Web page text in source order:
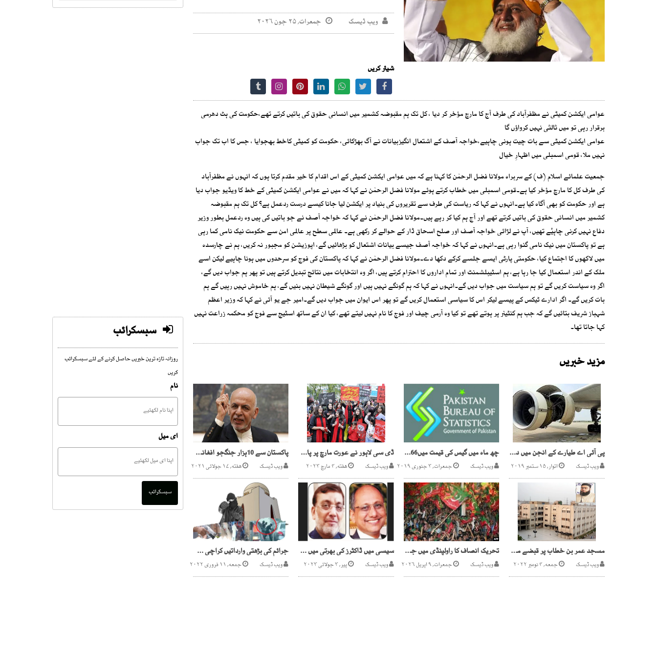
ویب ڈیسک جمعرات, ۲۵ جون ۲۰۲۶
شیئر کریں
عوامی ایکشن کمیٹی نے مظفرآباد کی طرف آج کا مارچ مؤخر کر دیا ، کل تک ہم مقبوضہ کشمیر میں انسانی حقوق کی باتیں کرتے تھے،حکومت کی ہٹ دھرمی
برقرار رہی تو میں ثالثی نہیں کرواؤں گا
عوامی ایکشن کمیٹی سے بات چیت ہونی چاہیے،خواجہ آصف کے اشتعال انگیزبیانات نے آگ بھڑکائی، حکومت کو کمیٹی کاخط بھجوایا ، جس کا اب تک جواب
نہیں ملا، قومی اسمبلی میں اظہارِ خیال
جمعیت علمائے اسلام (ف) کے سربراہ مولانا فضل الرحمٰن کا کہنا ہے کہ میں عوامی ایکشن کمیٹی کے اس اقدام کا خیر مقدم کرتا ہوں کہ انہوں نے مظفرآباد
کی طرف کل کا مارچ مؤخر کیا ہے۔قومی اسمبلی میں خطاب کرتے ہوئے مولانا فضل الرحمٰن نے کہا کہ میں نے عوامی ایکشن کمیٹی کے خط کا ویڈیو جواب دیا
ہے اور حکومت کو بھی آگاہ کیا ہے۔انہوں نے کہا کہ ریاست کی طرف سے تقریروں کی بنیاد پر ایکشن لیا جانا کیسے درست ردعمل ہے؟ کل تک ہم مقبوضہ
کشمیر میں انسانی حقوق کی باتیں کرتے تھے اور آج ہم کیا کر رہے ہیں۔مولانا فضل الرحمٰن نے کہا کہ خواجہ آصف نے جو باتیں کی ہیں وہ ردعمل بطور وزیر
دفاع نہیں کرنی چاہیٔے تھیں، آپ نے لڑائی خواجہ آصف اور صلح اسحاق ڈار کے حوالے کر رکھی ہے۔ عالمی سطح پر عالمی امن سے حکومت نیک نامی کما رہی
ہے تو پاکستان میں نیک نامی گنوا رہی ہے۔انہوں نے کہا کہ خواجہ آصف جیسے بیانات اشتعال کو بڑھائیں گے، اپوزیشن کو مجبور نہ کریں، ہم نے چارسدہ
میں لاکھوں کا اجتماع کیا، حکومتی پارٹی ایسے جلسے کرکے دکھا دے۔مولانا فضل الرحمٰن نے کہا کہ پاکستان کی فوج کو سرحدوں میں ہونا چاہیے لیکن اسے
ملک کے اندر استعمال کیا جا رہا ہے، ہم اسٹیبلشمنٹ اور تمام اداروں کا احترام کرتے ہیں، اگر وہ انتخابات میں نتائج تبدیل کرتے ہیں تو پھر ہم جواب دیں گے،
اگر وہ سیاست کریں گے تو ہم سیاست میں جواب دیں گے۔انہوں نے کہا کہ ہم گونگے نہیں ہیں اور گونگے شیطان نہیں بنیں گے، ہم خاموش نہیں رہیں گے ہم
بات کریں گے۔ اگر ادارے ٹیکس کے پیسے لیکر اس کا سیاسی استعمال کریں گے تو پھر اس ایوان میں جواب دیں گے۔امیر جے یو آئی نے کہا کہ وزیر اعظم
شہباز شریف بتائیں گے کہ جب ہم کنٹینر پر ہوتے تھے تو کیا وہ آرمی چیف اور فوج کا نام نہیں لیتے تھے، کیا ان کے ساتھ اسٹیج سے فوج کو محکمہ زراعت نہیں
کہا جاتا تھا۔
مزید خبریں
پی آئی اے طیارے کے انجن میں دوران پرواز آتشزدگی
ویب ڈیسک اتوار, ۱۵ ستمبر ۲۰۱۹
چھ ماہ میں گیس کی قیمت میں42.66 فیصد اضافہ ہوا، ادارہ شماریات
ویب ڈیسک جمعرات, ۳ جنوری ۲۰۱۹
ڈی سی لاہور نے عورت مارچ پر پابندی لگادی
ویب ڈیسک هفته, ۴ مارچ ۲۰۲۳
پاکستان سے 10ہزار جنگجو افغانستان میں داخل ہوئے، اشرف غنی کا الزام
ویب ڈیسک هفته, ۱۷ جولائی ۲۰۲۱
مسجد عمر بن خطاب پر قبضے میں بنوریہ کا کردار ثابت
ویب ڈیسک جمعه, ۴ نومبر ۲۰۲۲
تحریک انصاف کا راولپنڈی میں جلسہ ملتوی کرنے کا اعلان
ویب ڈیسک جمعرات, ۹ اپریل ۲۰۲۶
سیسی میں ڈاکٹرز کی بھرتی میں قواعد و ضوابط کی دھجیاں اڑا دی گئیں
ویب ڈیسک پیر, ۳ جولائی ۲۰۲۳
جرائم کی بڑھتی وارداتیں کراچی چینی باشندوں کیلئے ہائی رسک بن گیا
ویب ڈیسک جمعه, ۱۱ فروری ۲۰۲۲
سبسکرائب
روزانہ تازہ ترین خبریں حاصل کرنے کے لئے سبسکرائب
کریں
نام
ای میل
سبسکرائب